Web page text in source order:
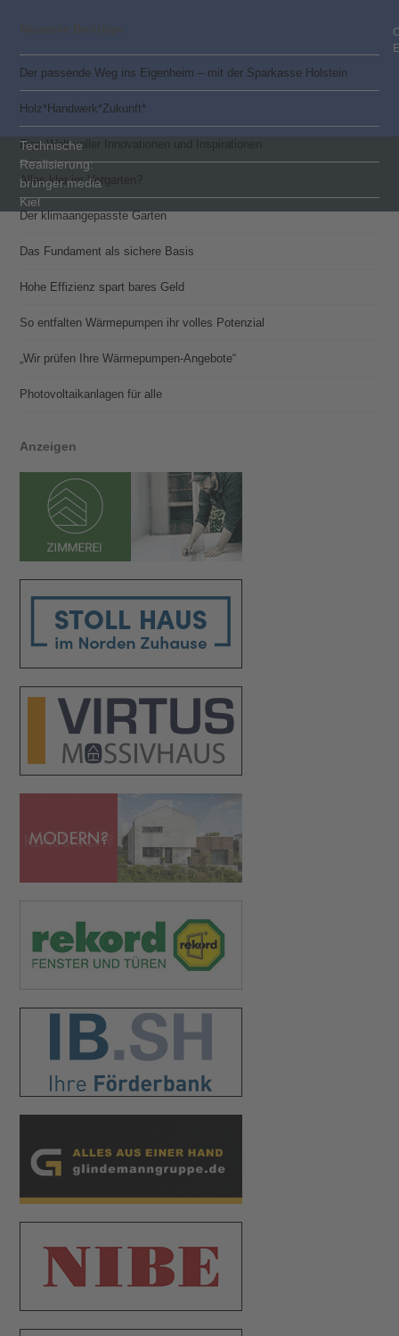
Der passende Weg ins Eigenheim – mit der Sparkasse Holstein
Holz*Handwerk*Zukunft*
Eine Welt voller Innovationen und Inspirationen
Alles klar im Vorgarten?
Der klimaangepasste Garten
Das Fundament als sichere Basis
Hohe Effizienz spart bares Geld
So entfalten Wärmepumpen ihr volles Potenzial
„Wir prüfen Ihre Wärmepumpen-Angebote“
Photovoltaik­­anlagen für alle
Anzeigen
Technische
Realisierung:
brünger.media
Kiel